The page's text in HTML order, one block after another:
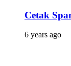
Cetak
6 years ago